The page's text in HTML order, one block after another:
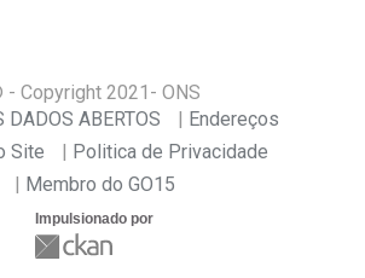
- Copyright 2021 - ONS
DADOS ABERTOS
Endereços
Site
Politica de Privacidade
Membro do GO15
Impulsionado por